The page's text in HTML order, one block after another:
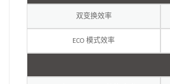
双变换效率
ECO 模式效率